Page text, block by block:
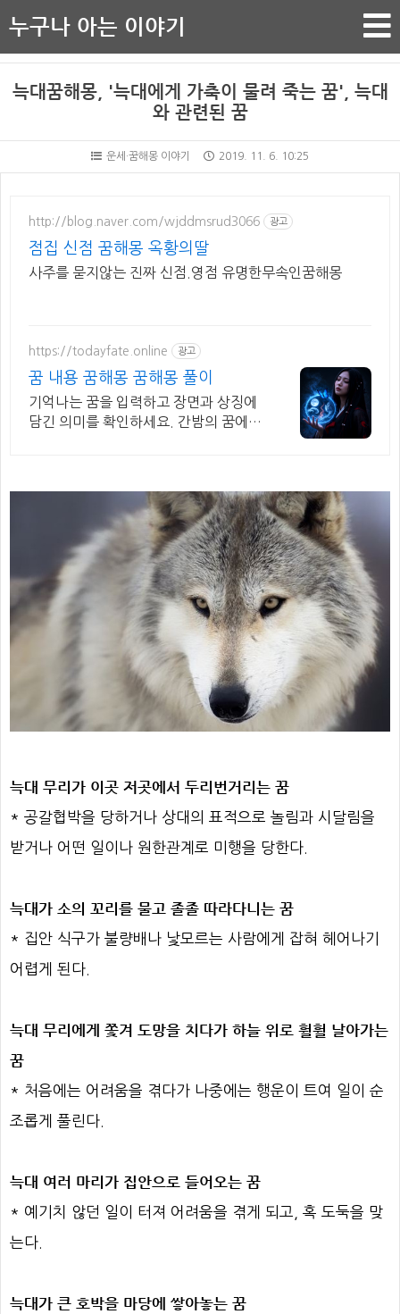
누구나 아는 이야기
늑대꿈해몽, '늑대에게 가축이 물려 죽는 꿈', 늑대
와 관련된 꿈
운세·꿈해몽 이야기 2019. 11. 6. 10:25
http://blog.naver.com/wjddmsrud3066 광고
점집 신점 꿈해몽 옥황의딸
사주를 묻지않는 진짜 신점.영점 유명한무속인꿈해몽
https://todayfate.online 광고
꿈 내용 꿈해몽 꿈해몽 풀이
기억나는 꿈을 입력하고 장면과 상징에
담긴 의미를 확인하세요. 간밤의 꿈에
늑대 무리가 이곳 저곳에서 두리번거리는 꿈
* 공갈협박을 당하거나 상대의 표적으로 놀림과 시달림을
받거나 어떤 일이나 원한관계로 미행을 당한다.
늑대가 소의 꼬리를 물고 졸졸 따라다니는 꿈
* 집안 식구가 불량배나 낯모르는 사람에게 잡혀 헤어나기
어렵게 된다.
늑대 무리에게 쫓겨 도망을 치다가 하늘 위로 훨훨 날아가는
꿈
* 처음에는 어려움을 겪다가 나중에는 행운이 트여 일이 순
조롭게 풀린다.
늑대 여러 마리가 집안으로 들어오는 꿈
* 예기치 않던 일이 터져 어려움을 겪게 되고, 혹 도둑을 맞
는다.
늑대가 큰 호박을 마당에 쌓아놓는 꿈